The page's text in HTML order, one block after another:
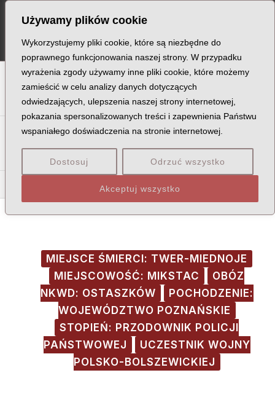
Używamy plików cookie
Wykorzystujemy pliki cookie, które są niezbędne do
poprawnego funkcjonowania naszej strony. W przypadku
wyrażenia zgody używamy inne pliki cookie, które możemy
zamieścić w celu analizy danych dotyczących
odwiedzających, ulepszenia naszej strony internetowej,
pokazania spersonalizowanych treści i zapewnienia Państwu
wspaniałego doświadczenia na stronie internetowej.
Dostosuj Odrzuć wszystko
Akceptuj wszystko
content
B C D E F G H I J K L Ł M
O P Q R S T U V W X Z
Sa Sc Se Si Sk Śl Sł Sm Sn So
Sy Sz
Sło
MIEJSCE ŚMIERCI: TWER-MIEDNOJE
MIEJSCOWOŚĆ: MIKSTAC
OBÓZ
NKWD: OSTASZKÓW
POCHODZENIE:
WOJEWÓDZTWO POZNAŃSKIE
STOPIEŃ: PRZODOWNIK POLICJI
PAŃSTWOWEJ
UCZESTNIK WOJNY
POLSKO-BOLSZEWICKIEJ
navigation